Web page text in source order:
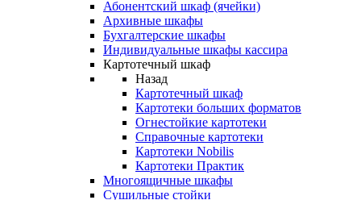
Абонентский шкаф (ячейки)
Архивные шкафы
Бухгалтерские шкафы
Индивидуальные шкафы кассира
Картотечный шкаф
Назад
Картотечный шкаф
Картотеки больших форматов
Огнестойкие картотеки
Справочные картотеки
Картотеки Nobilis
Картотеки Практик
Многоящичные шкафы
Сушильные стойки